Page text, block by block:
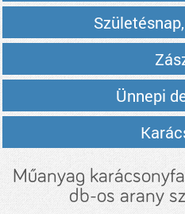
Ünnepi
Műanyag
db-os arany